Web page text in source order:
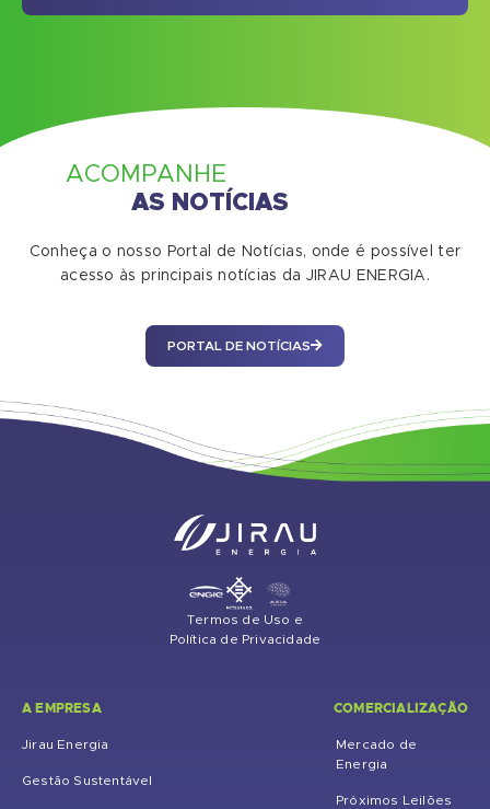
ACOMPANHE
AS NOTÍCIAS
Conheça o nosso Portal de Notícias, onde é possível ter
acesso às principais notícias da JIRAU ENERGIA.
PORTAL DE NOTÍCIAS
Termos de Uso e
Política de Privacidade
A EMPRESA
Jirau Energia
Gestão Sustentável
COMERCIALIZAÇÃO
Mercado de
Energia
Próximos Leilões